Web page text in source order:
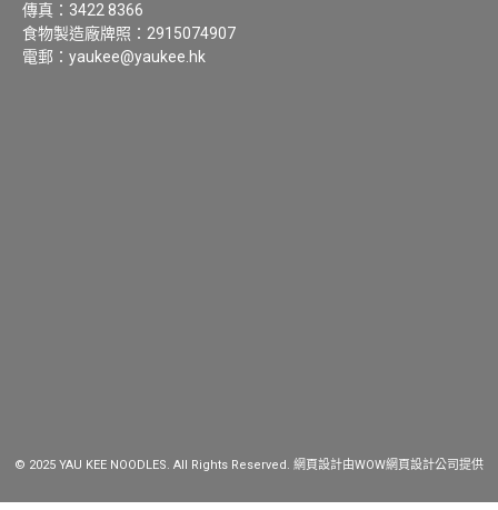
傳真：3422 8366
食物製造廠牌照：2915074907
電郵： yaukee@yaukee.hk
© 2025 YAU KEE NOODLES. All Rights Reserved. 網頁設計由WOW網頁設計公司 提供